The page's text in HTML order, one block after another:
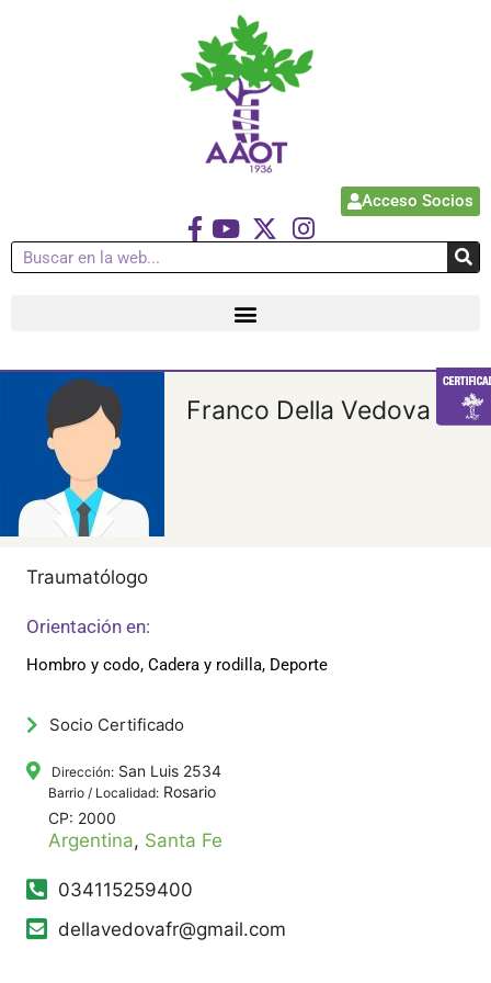
Acceso Socios
Franco Della Vedova
Traumatólogo
Orientación en:
Hombro y codo, Cadera y rodilla, Deporte
Socio Certificado
Dirección: San Luis 2534
Barrio / Localidad: Rosario
CP: 2000
Argentina, Santa Fe
034115259400
dellavedovafr@gmail.com